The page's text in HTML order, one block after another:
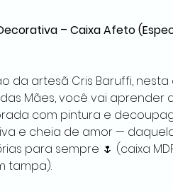
– Caixa Afeto
da artesã Cris Baruffi, nesta
Mães, você vai aprender
com pintura e
e cheia de amor —
para sempre 🌷 (caixa
tampa).